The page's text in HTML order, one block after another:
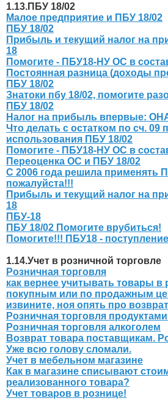
1.13.ПБУ 18/02
Малое предприятие и ПБУ 18/02
ПБУ 18/02
Прибыль и текущий налог на
18
Помогите - ПБУ18-НУ ОС в
Постоянная разница (доходы
ПБУ 18/02
Знатоки пбу 18/02, помогите
ПБУ 18/02
Налог на прибыль впервые:
Что делать с остатком по сч. 09
использования ПБУ 18/02
Помогите - ПБУ18-НУ ОС в
Переоценка ОС и ПБУ 18/02
С 2006 года решила применять
пожалуйста!!!
Прибыль и текущий налог на
18
ПБУ-18
ПБУ 18/02 Помогите врубиться!
Помогите!!! ПБУ18 -
1.14.Учет в розничной торговле
Розничная торговля
как вернее учитывать товары в
покупным или по продажным
извините, ноя опять про
Розничная торговля
Розничная торговля алкоголем
Возврат товара поставщикам.
Уже всю голову сломали.
Учет в мебельном магазине
Как в магазине списывают
реализованного товара?
Учет товаров в рознице!